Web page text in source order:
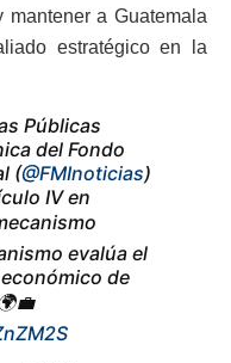
mantener a Guatemala
estratégico en la
Públicas
del Fondo
(@FMInoticias)
IV en
evalúa el
de